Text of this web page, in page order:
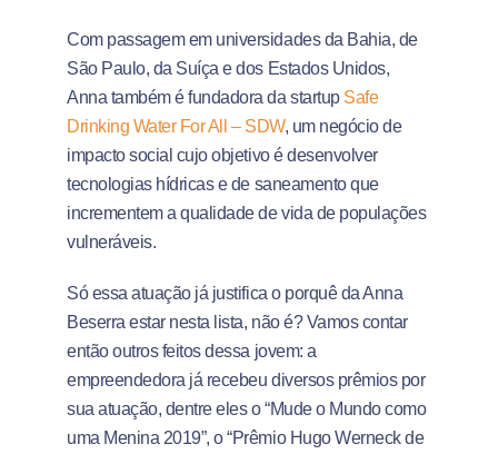
Com passagem em universidades da Bahia, de
São Paulo, da Suíça e dos Estados Unidos,
Anna também é fundadora da startup Safe
Drinking Water For All – SDW, um negócio de
impacto social cujo objetivo é desenvolver
tecnologias hídricas e de saneamento que
incrementem a qualidade de vida de populações
vulneráveis.
Só essa atuação já justifica o porquê da Anna
Beserra estar nesta lista, não é? Vamos contar
então outros feitos dessa jovem: a
empreendedora já recebeu diversos prêmios por
sua atuação, dentre eles o “Mude o Mundo como
uma Menina 2019”, o “Prêmio Hugo Werneck de